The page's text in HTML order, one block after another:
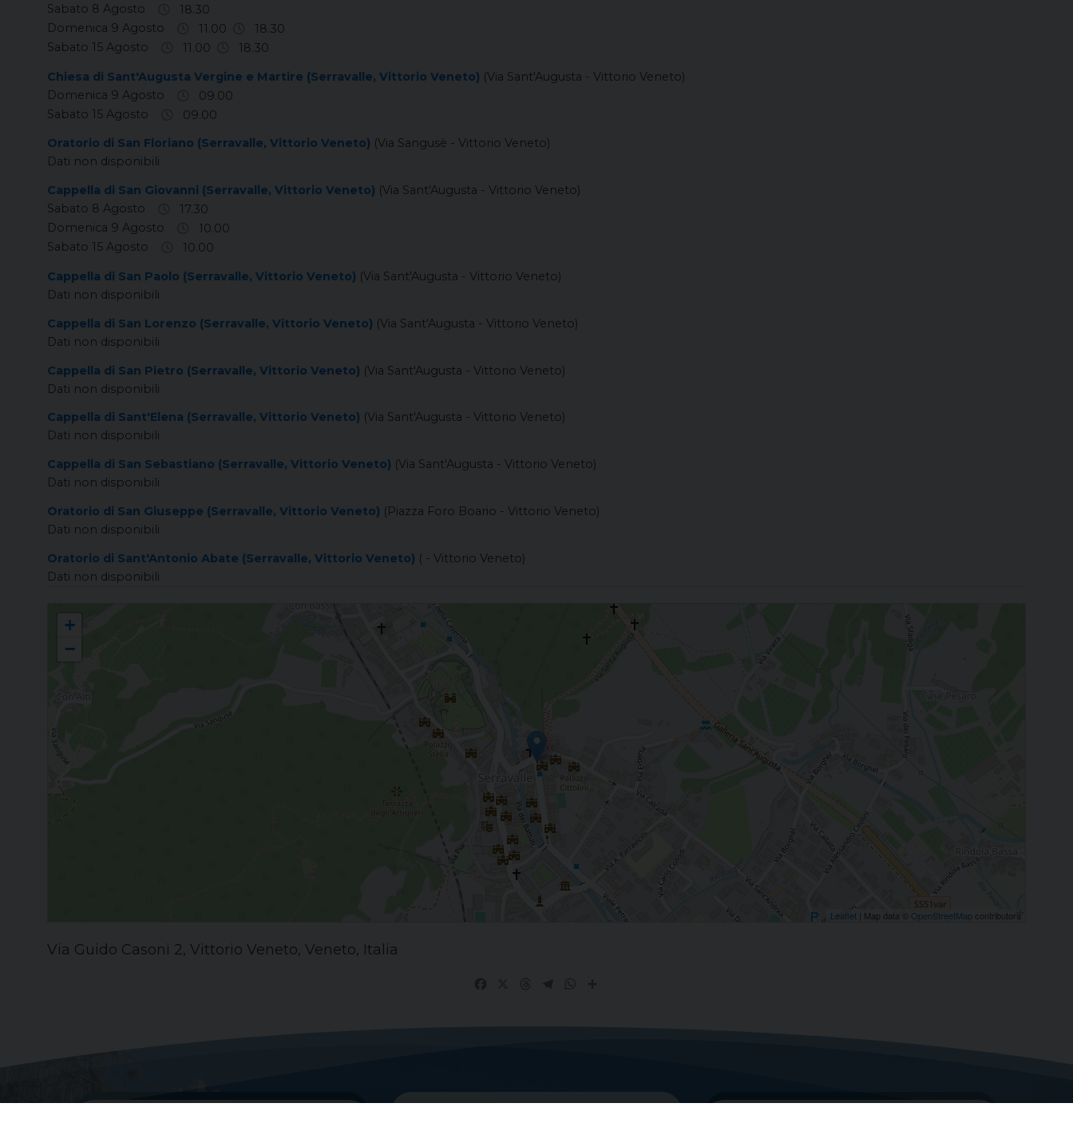
Sabato 8 Agosto
18.30
Domenica 9 Agosto
11.00
18.30
Sabato 15 Agosto
11.00
18.30
Chiesa di Sant'Augusta Vergine e Martire (Serravalle, Vittorio Veneto) (Via Sant'Augusta - Vittorio Veneto)
Domenica 9 Agosto
09.00
Sabato 15 Agosto
09.00
Oratorio di San Floriano (Serravalle, Vittorio Veneto) (Via Sangusè - Vittorio Veneto)
Dati non disponibili
Cappella di San Giovanni (Serravalle, Vittorio Veneto) (Via Sant'Augusta - Vittorio Veneto)
Sabato 8 Agosto
17.30
Domenica 9 Agosto
10.00
Sabato 15 Agosto
10.00
Cappella di San Paolo (Serravalle, Vittorio Veneto) (Via Sant'Augusta - Vittorio Veneto)
Dati non disponibili
Cappella di San Lorenzo (Serravalle, Vittorio Veneto) (Via Sant'Augusta - Vittorio Veneto)
Dati non disponibili
Cappella di San Pietro (Serravalle, Vittorio Veneto) (Via Sant'Augusta - Vittorio Veneto)
Dati non disponibili
Cappella di Sant'Elena (Serravalle, Vittorio Veneto) (Via Sant'Augusta - Vittorio Veneto)
Dati non disponibili
Cappella di San Sebastiano (Serravalle, Vittorio Veneto) (Via Sant'Augusta - Vittorio Veneto)
Dati non disponibili
Oratorio di San Giuseppe (Serravalle, Vittorio Veneto) (Piazza Foro Boario - Vittorio Veneto)
Dati non disponibili
Oratorio di Sant'Antonio Abate (Serravalle, Vittorio Veneto) ( - Vittorio Veneto)
Dati non disponibili
+
−
Leaflet | Map data © OpenStreetMap contributors
Via Guido Casoni 2, Vittorio Veneto, Veneto, Italia